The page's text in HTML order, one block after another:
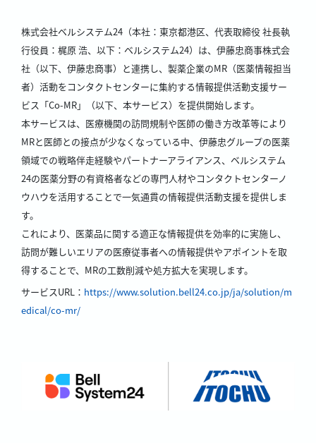
株式会社ベルシステム24（本社：東京都港区、代表取締役 社長執
行役員：梶原 浩、以下：ベルシステム24）は、伊藤忠商事株式会
社（以下、伊藤忠商事）と連携し、製薬企業のMR（医薬情報担当
者）活動をコンタクトセンターに集約する情報提供活動支援サー
ビス「Co-MR」（以下、本サービス）を提供開始します。
本サービスは、医療機関の訪問規制や医師の働き方改革等により
MRと医師との接点が少なくなっている中、伊藤忠グループの医薬
領域での戦略伴走経験やパートナーアライアンス、ベルシステム
24の医薬分野の有資格者などの専門人材やコンタクトセンターノ
ウハウを活用することで一気通貫の情報提供活動支援を提供しま
す。
これにより、医薬品に関する適正な情報提供を効率的に実施し、
訪問が難しいエリアの医療従事者への情報提供やアポイントを取
得することで、MRの工数削減や処方拡大を実現します。
サービスURL： https://www.solution.bell24.co.jp/ja/solution/m
edical/co-mr/